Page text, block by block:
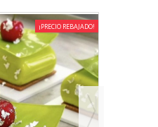
¡PRECIO REBAJADO!